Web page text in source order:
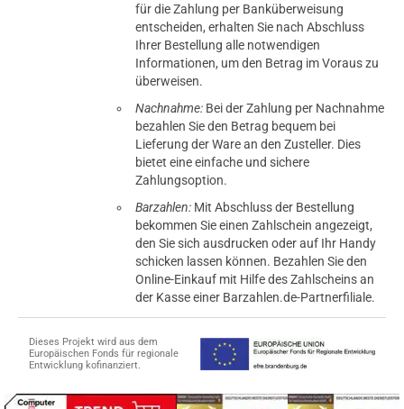
für die Zahlung per Banküberweisung
entscheiden, erhalten Sie nach Abschluss
Ihrer Bestellung alle notwendigen
Informationen, um den Betrag im Voraus zu
überweisen.
Nachnahme: Bei der Zahlung per Nachnahme
bezahlen Sie den Betrag bequem bei
Lieferung der Ware an den Zusteller. Dies
bietet eine einfache und sichere
Zahlungsoption.
Barzahlen: Mit Abschluss der Bestellung
bekommen Sie einen Zahlschein angezeigt,
den Sie sich ausdrucken oder auf Ihr Handy
schicken lassen können. Bezahlen Sie den
Online-Einkauf mit Hilfe des Zahlscheins an
der Kasse einer Barzahlen.de-Partnerfiliale.
Dieses Projekt wird aus dem
Europäischen Fonds für regionale
Entwicklung kofinanziert.